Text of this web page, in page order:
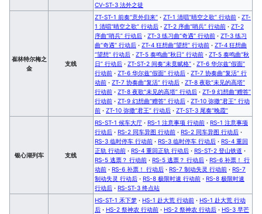
CV-ST-3 法外之徒
崔林特尔梅之
金
支线
ZT-ST-1 前奏“意外归来” · ZT-1 清唱“晴空之歌” 行动前 · ZT-
1 清唱“晴空之歌” 行动后 · ZT-2 序曲“哨兵” 行动前 · ZT-2
序曲“哨兵” 行动后 · ZT-3 练习曲“奇遇” 行动前 · ZT-3 练习
曲“奇遇” 行动后 · ZT-4 狂想曲“望想” 行动前 · ZT-4 狂想曲
“望想” 行动后 · ZT-5 奏鸣曲“秋日” 行动前 · ZT-5 奏鸣曲“秋
日” 行动后 · ZT-ST-2 间奏“未竟赋格” · ZT-6 华尔兹“假面”
行动前 · ZT-6 华尔兹“假面” 行动后 · ZT-7 协奏曲“复活” 行
动前 · ZT-7 协奏曲“复活” 行动后 · ZT-8 夜歌“未见的高塔”
行动前 · ZT-8 夜歌“未见的高塔” 行动后 · ZT-9 幻想曲“赠答”
行动前 · ZT-9 幻想曲“赠答” 行动后 · ZT-10 弥撒“君王” 行动
前 · ZT-10 弥撒“君王” 行动后 · ZT-ST-3 尾奏“晚霞”
银心湖列车 支线
RS-ST-1 候车大厅 · RS-1 注意事项 行动前 · RS-1 注意事项
行动后 · RS-2 同车异图 行动前 · RS-2 同车异图 行动后 ·
RS-3 临时停车 行动前 · RS-3 临时停车 行动后 · RS-4 重回
正轨 行动前 · RS-4 重回正轨 行动后 · RS-ST-2 登山铁道 ·
RS-5 逃票？ 行动前 · RS-5 逃票？ 行动后 · RS-6 补票！ 行
动前 · RS-6 补票！ 行动后 · RS-7 制动失灵 行动前 · RS-7
制动失灵 行动后 · RS-8 极限时速 行动前 · RS-8 极限时速
行动后 · RS-ST-3 终点站
HS-ST-1 禾下梦 · HS-1 赴大荒 行动前 · HS-1 赴大荒 行动
后 · HS-2 祭神农 行动前 · HS-2 祭神农 行动后 · HS-3 早芒